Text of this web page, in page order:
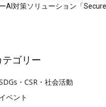
AI対策ソリューション「
テゴリー
・CSR・社会活動
ベント